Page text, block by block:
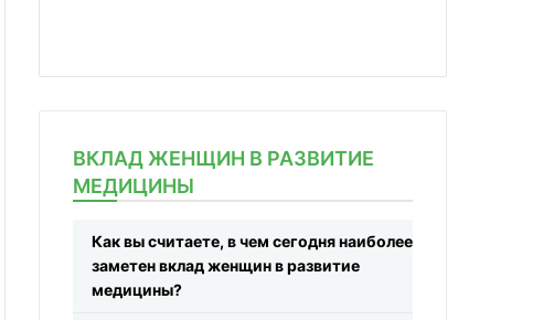
ВКЛАД ЖЕНЩИН В РАЗВИТИЕ
МЕДИЦИНЫ
Как вы считаете, в чем сегодня наиболее
заметен вклад женщин в развитие
медицины?